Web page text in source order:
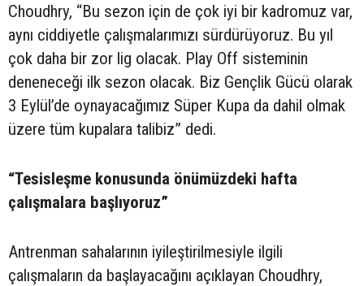
Choudhry, “Bu sezon için de çok iyi bir kadromuz var,
aynı ciddiyetle çalışmalarımızı sürdürüyoruz. Bu yıl
çok daha bir zor lig olacak. Play Off sisteminin
deneneceği ilk sezon olacak. Biz Gençlik Gücü olarak
3 Eylül’de oynayacağımız Süper Kupa da dahil olmak
üzere tüm kupalara talibiz” dedi.
“Tesisleşme konusunda önümüzdeki hafta
çalışmalara başlıyoruz”
Antrenman sahalarının iyileştirilmesiyle ilgili
çalışmaların da başlayacağını açıklayan Choudhry,